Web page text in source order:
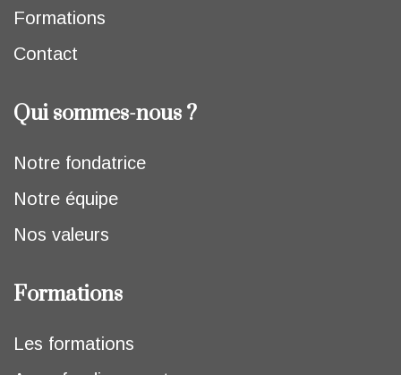
Formations
Contact
Qui sommes-nous ?
Notre fondatrice
Notre équipe
Nos valeurs
Formations
Les formations